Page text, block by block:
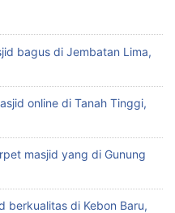
bagus di Jembatan Lima,
online di Tanah Tinggi,
masjid yang di Gunung
berkualitas di Kebon Baru,